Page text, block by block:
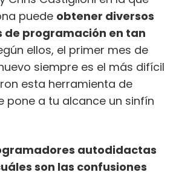
puede obtener diversos
de programación en tan
ellos, el primer mes de
siempre es el más difícil
esta herramienta de
pone a tu alcance un sinfín
autodidactas
son las confusiones